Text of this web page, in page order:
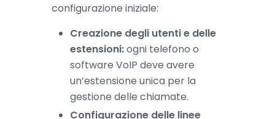
configurazione iniziale:
Creazione degli utenti e delle
estensioni:ogni telefono o
software VoIP deve avere
un’estensione unica per la
gestione delle chiamate.
Configurazione delle linee